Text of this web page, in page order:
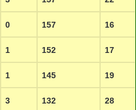
0 157 16
1 152 17
1 145 19
3 132 28